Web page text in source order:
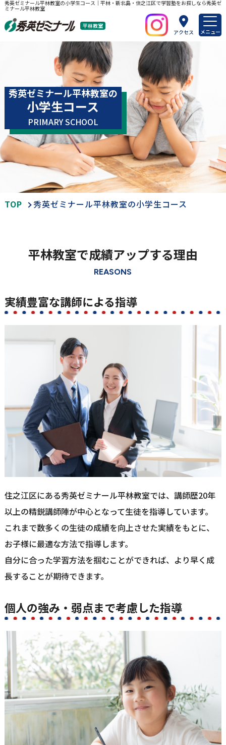
秀英ゼミナール平林教室の小学生コース｜平林・新北島・住之江区で学習塾をお探しなら秀英ゼ
ミナール平林教室
平林教室
アクセス
メニュー
秀英ゼミナール平林教室の
小学生コース
PRIMARY SCHOOL
TOP 秀英ゼミナール平林教室の小学生コース
平林教室で成績アップする理由
REASONS
実績豊富な講師による指導
住之江区にある秀英ゼミナール平林教室では、講師歴20年
以上の精鋭講師陣が中心となって生徒を指導しています。
これまで数多くの生徒の成績を向上させた実績をもとに、
お子様に最適な方法で指導します。
自分に合った学習方法を掴むことができれば、より早く成
長することが期待できます。
個人の強み・弱点まで考慮した指導